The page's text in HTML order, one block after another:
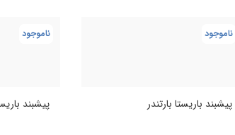
ناموجود
پیشبند باریستا بارتندر
ناموجود
پیشبند